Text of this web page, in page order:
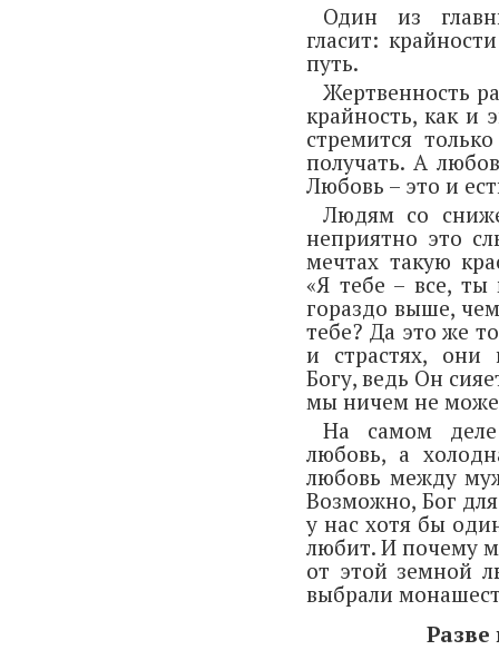
Один из
гласит:
путь.
Жертвенность
крайность, как и
стремится
получать. А
Любовь – это и
Людям со
неприятно это
мечтах такую
«Я тебе – все,
гораздо выше,
тебе? Да это же
и страстях, они
Богу, ведь Он
мы ничем не
На самом
любовь, а
любовь между
Возможно, Бог
у нас хотя бы
любит. И почему
от этой земной
выбрали
Разве